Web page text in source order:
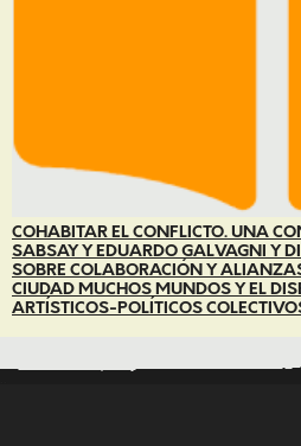
COHABITAR EL CONFLICTO. UNA
SABSAY Y EDUARDO GALVAGNI Y
SOBRE COLABORACIÓN Y
CIUDAD MUCHOS MUNDOS Y EL
ARTÍSTICOS-POLÍTICOS